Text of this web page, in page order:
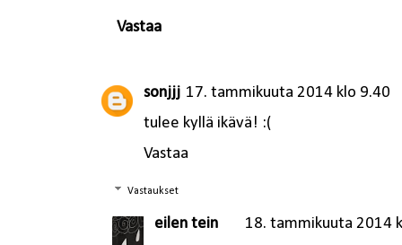
Vastaa
sonjjj 17. tammikuuta 2014 klo 9.40
tulee kyllä ikävä! :(
Vastaa
Vastaukset
eilen tein
18. tammikuuta 2014